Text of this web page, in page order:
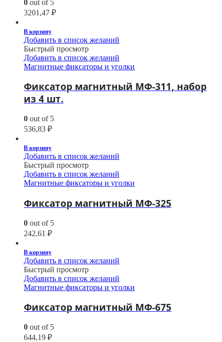
0 out of 5
3201,47 ₽
В корзину
Добавить в список желаний
Быстрый просмотр
Добавить в список желаний
Магнитные фиксаторы и уголки
Фиксатор магнитный МФ-311, набор
из 4 шт.
0 out of 5
536,83 ₽
В корзину
Добавить в список желаний
Быстрый просмотр
Добавить в список желаний
Магнитные фиксаторы и уголки
Фиксатор магнитный МФ-325
0 out of 5
242,61 ₽
В корзину
Добавить в список желаний
Быстрый просмотр
Добавить в список желаний
Магнитные фиксаторы и уголки
Фиксатор магнитный МФ-675
0 out of 5
644,19 ₽